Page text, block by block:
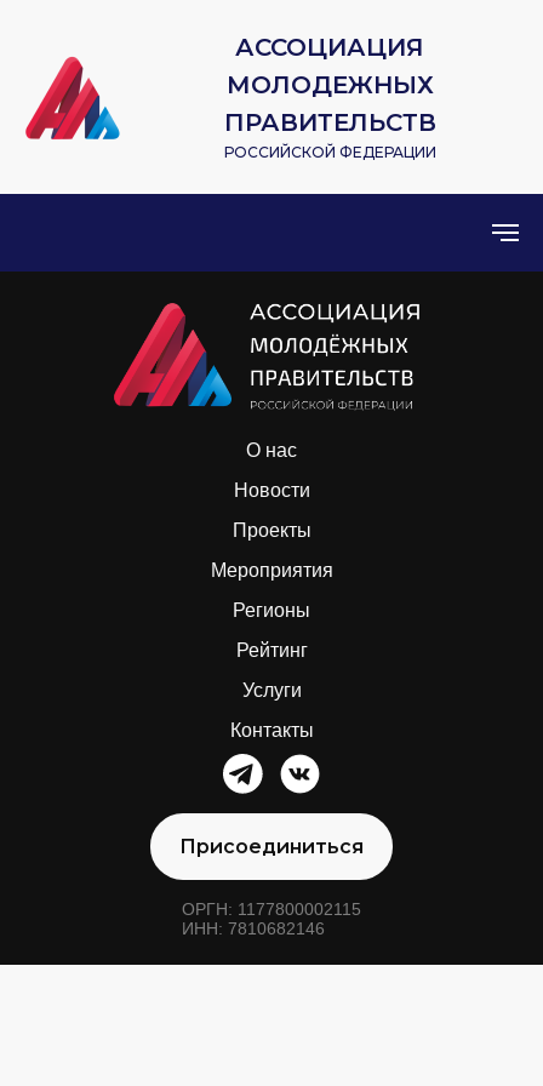
АССОЦИАЦИЯ
МОЛОДЕЖНЫХ
ПРАВИТЕЛЬСТВ
РОССИЙСКОЙ ФЕДЕРАЦИИ
ОРГН: 1177800002115
ИНН: 7810682146
О нас
Новости
Проекты
Мероприятия
Регионы
Рейтинг
Присоединиться
Услуги
Контакты